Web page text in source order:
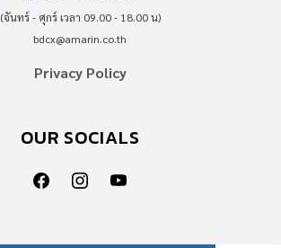
(จันทร์ - ศุกร์ เวลา 09.00 - 18.00 น)
bdcx@amarin.co.th
Privacy Policy
OUR SOCIALS